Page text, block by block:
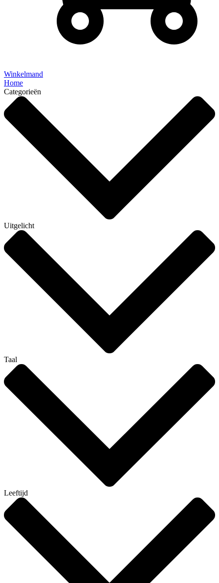
Winkelmand
Home
Categorieën
Uitgelicht
Taal
Leeftijd